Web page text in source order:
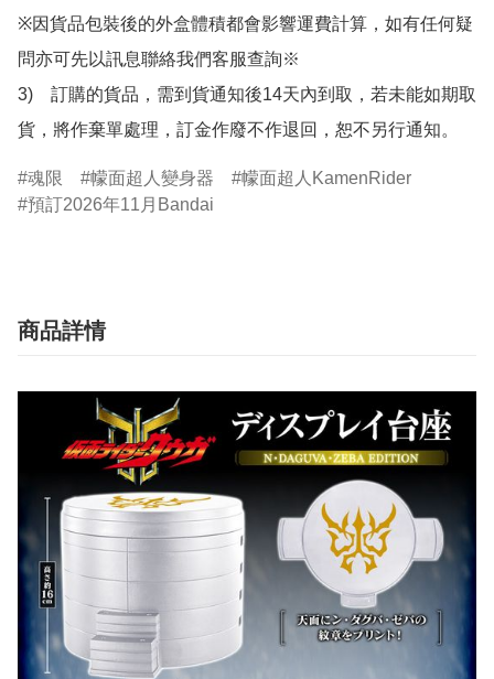
※因貨品包裝後的外盒體積都會影響運費計算，如有任何疑
問亦可先以訊息聯絡我們客服查詢※
3)　訂購的貨品，需到貨通知後14天內到取，若未能如期取
貨，將作棄單處理，訂金作廢不作退回，恕不另行通知。
魂限 幪面超人變身器
幪面超人KamenRider
預訂2026年11月Bandai
商品詳情